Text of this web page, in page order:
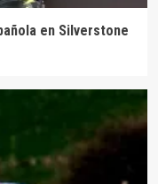
en Silverstone